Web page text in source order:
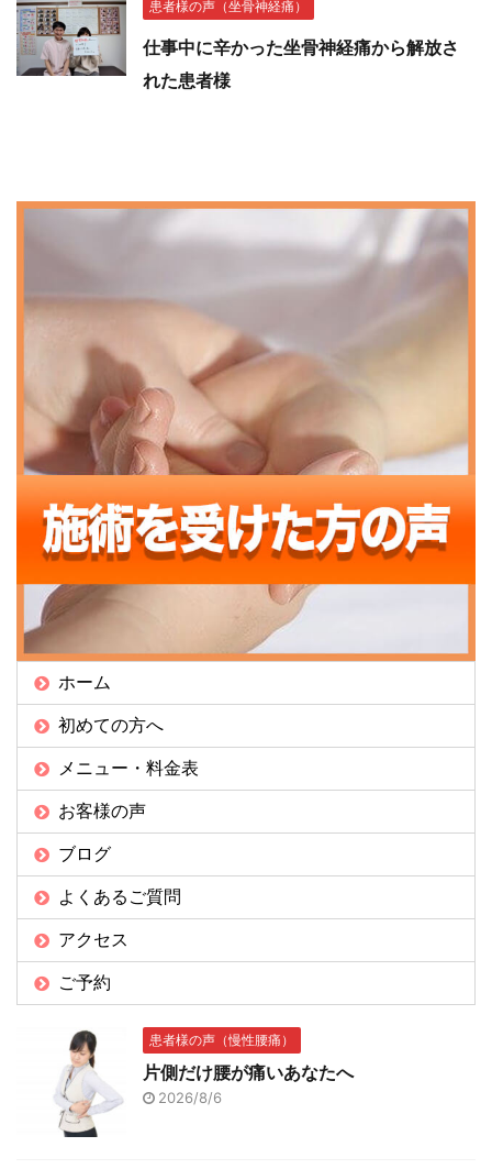
患者様の声（坐骨神経痛）
仕事中に辛かった坐骨神経痛から解放さ
れた患者様
ホーム
初めての方へ
メニュー・料金表
お客様の声
ブログ
よくあるご質問
アクセス
ご予約
患者様の声（慢性腰痛）
片側だけ腰が痛いあなたへ
2026/8/6